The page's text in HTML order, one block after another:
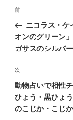
投
ナ
ビ
ー
シ
ョ
ン
前
の
投
稿
前
ニコラス・ケ
オンのグリーン
ガサスのシルバー
次
の
投
稿
次
動物占いで相性
ひょう・黒ひょ
のこじか・こじか